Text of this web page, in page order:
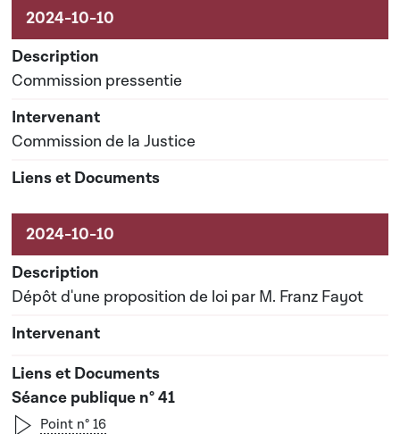
Commission pressentie
Commission de la Justice
Dépôt d'une proposition de loi par M. Franz Fayot
Séance publique n° 41
Point n° 16